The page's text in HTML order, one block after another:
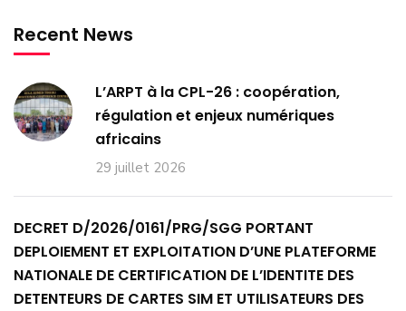
Recent News
L’ARPT à la CPL-26 : coopération,
régulation et enjeux numériques
africains
29 juillet 2026
DECRET D/2026/0161/PRG/SGG PORTANT
DEPLOIEMENT ET EXPLOITATION D’UNE PLATEFORME
NATIONALE DE CERTIFICATION DE L’IDENTITE DES
DETENTEURS DE CARTES SIM ET UTILISATEURS DES